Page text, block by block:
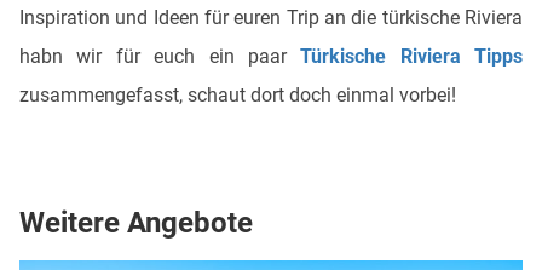
Inspiration und Ideen für euren Trip an die türkische Riviera
habn wir für euch ein paarTürkische Riviera Tipps
zusammengefasst, schaut dort doch einmal vorbei!
Weitere Angebote